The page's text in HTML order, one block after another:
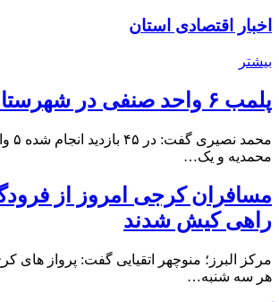
اخبار اقتصادی استان
بیشتر
پلمب ۶ واحد صنفی در شهرستان البرز
محمد
محمدیه و یک…
مسافران کرجی امروز از
راهی کیش شدند
مرکز البرز؛ منوچهر اتقیایی گفت: پرواز های
هر سه شنبه…